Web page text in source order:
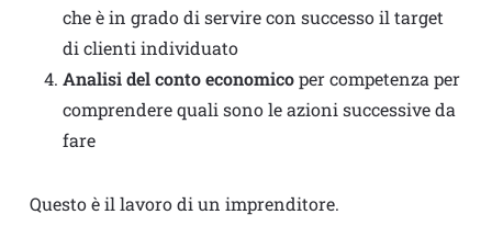
che è in grado di servire con successo il target
di clienti individuato
Analisi del conto economicoper competenza per
comprendere quali sono le azioni successive da
fare
Questo è il lavoro di un imprenditore.